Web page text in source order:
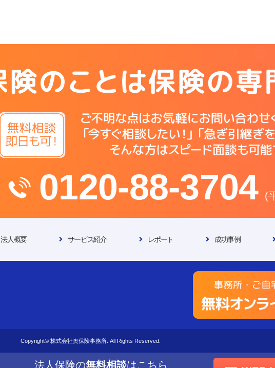
0120-88-3704 (
法人概要 サービス紹介 レポート 成功事例
Copyright© 株式会社奥保険事務所. All Rights Reserved.
法人保険の無料相談はこちら